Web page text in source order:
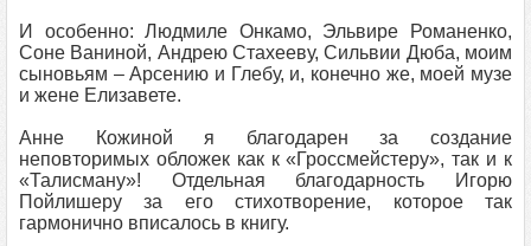
И особенно: Людмиле Онкамо, Эльвире Романенко,
Соне Ваниной, Андрею Стахееву, Сильвии Дюба, моим
сыновьям – Арсению и Глебу, и, конечно же, моей музе
и жене Елизавете.
Анне Кожиной я благодарен за создание
неповторимых обложек как к «Гроссмейстеру», так и к
«Талисману»! Отдельная благодарность Игорю
Пойлишеру за его стихотворение, которое так
гармонично вписалось в книгу.